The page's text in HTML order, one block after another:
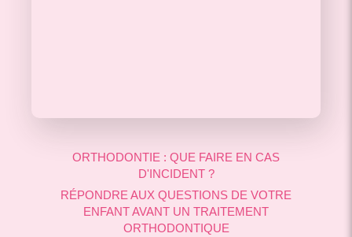
ORTHODONTIE : QUE FAIRE EN CAS
D'INCIDENT ?
RÉPONDRE AUX QUESTIONS DE VOTRE
ENFANT AVANT UN TRAITEMENT
ORTHODONTIQUE